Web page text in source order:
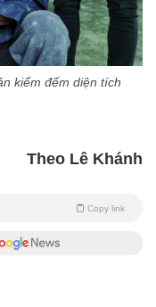
kiểm đếm diện tích
Theo Lê Khánh
Copy link